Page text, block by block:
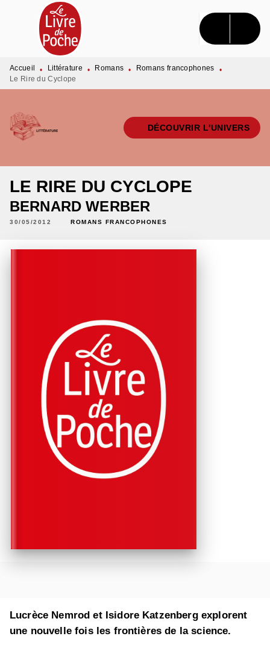
MENU RECHERCHE CONTENU
PIED DE PAGE
Accueil • Littérature • Romans • Romans francophones
•
Le Rire du Cyclope
DÉCOUVRIR L'UNIVERS
LE RIRE DU CYCLOPE
BERNARD WERBER
30/05/2012 ROMANS FRANCOPHONES
Lucrèce Nemrod et Isidore Katzenberg explorent
une nouvelle fois les frontières de la science.